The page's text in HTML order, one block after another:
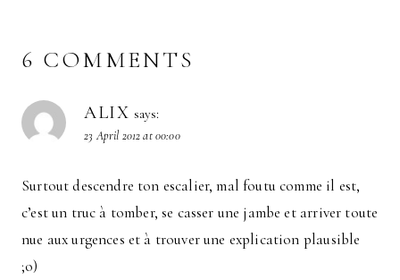
6 COMMENTS
ALIX says:
23 April 2012 at 00:00
Surtout descendre ton escalier, mal foutu comme il est,
c’est un truc à tomber, se casser une jambe et arriver toute
nue aux urgences et à trouver une explication plausible
;o)